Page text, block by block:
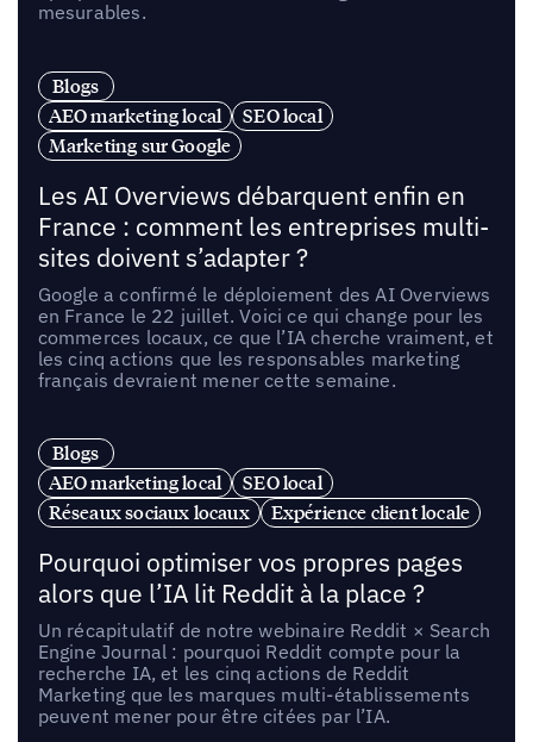
mesurables.
Blogs
AEO marketing local
SEO local
Marketing sur Google
Les AI Overviews débarquent enfin en
France : comment les entreprises multi-
sites doivent s’adapter ?
Google a confirmé le déploiement des AI Overviews
en France le 22 juillet. Voici ce qui change pour les
commerces locaux, ce que l’IA cherche vraiment, et
les cinq actions que les responsables marketing
français devraient mener cette semaine.
Blogs
AEO marketing local
SEO local
Réseaux sociaux locaux
Expérience client locale
Pourquoi optimiser vos propres pages
alors que l’IA lit Reddit à la place ?
Un récapitulatif de notre webinaire Reddit × Search
Engine Journal : pourquoi Reddit compte pour la
recherche IA, et les cinq actions de Reddit
Marketing que les marques multi-établissements
peuvent mener pour être citées par l’IA.